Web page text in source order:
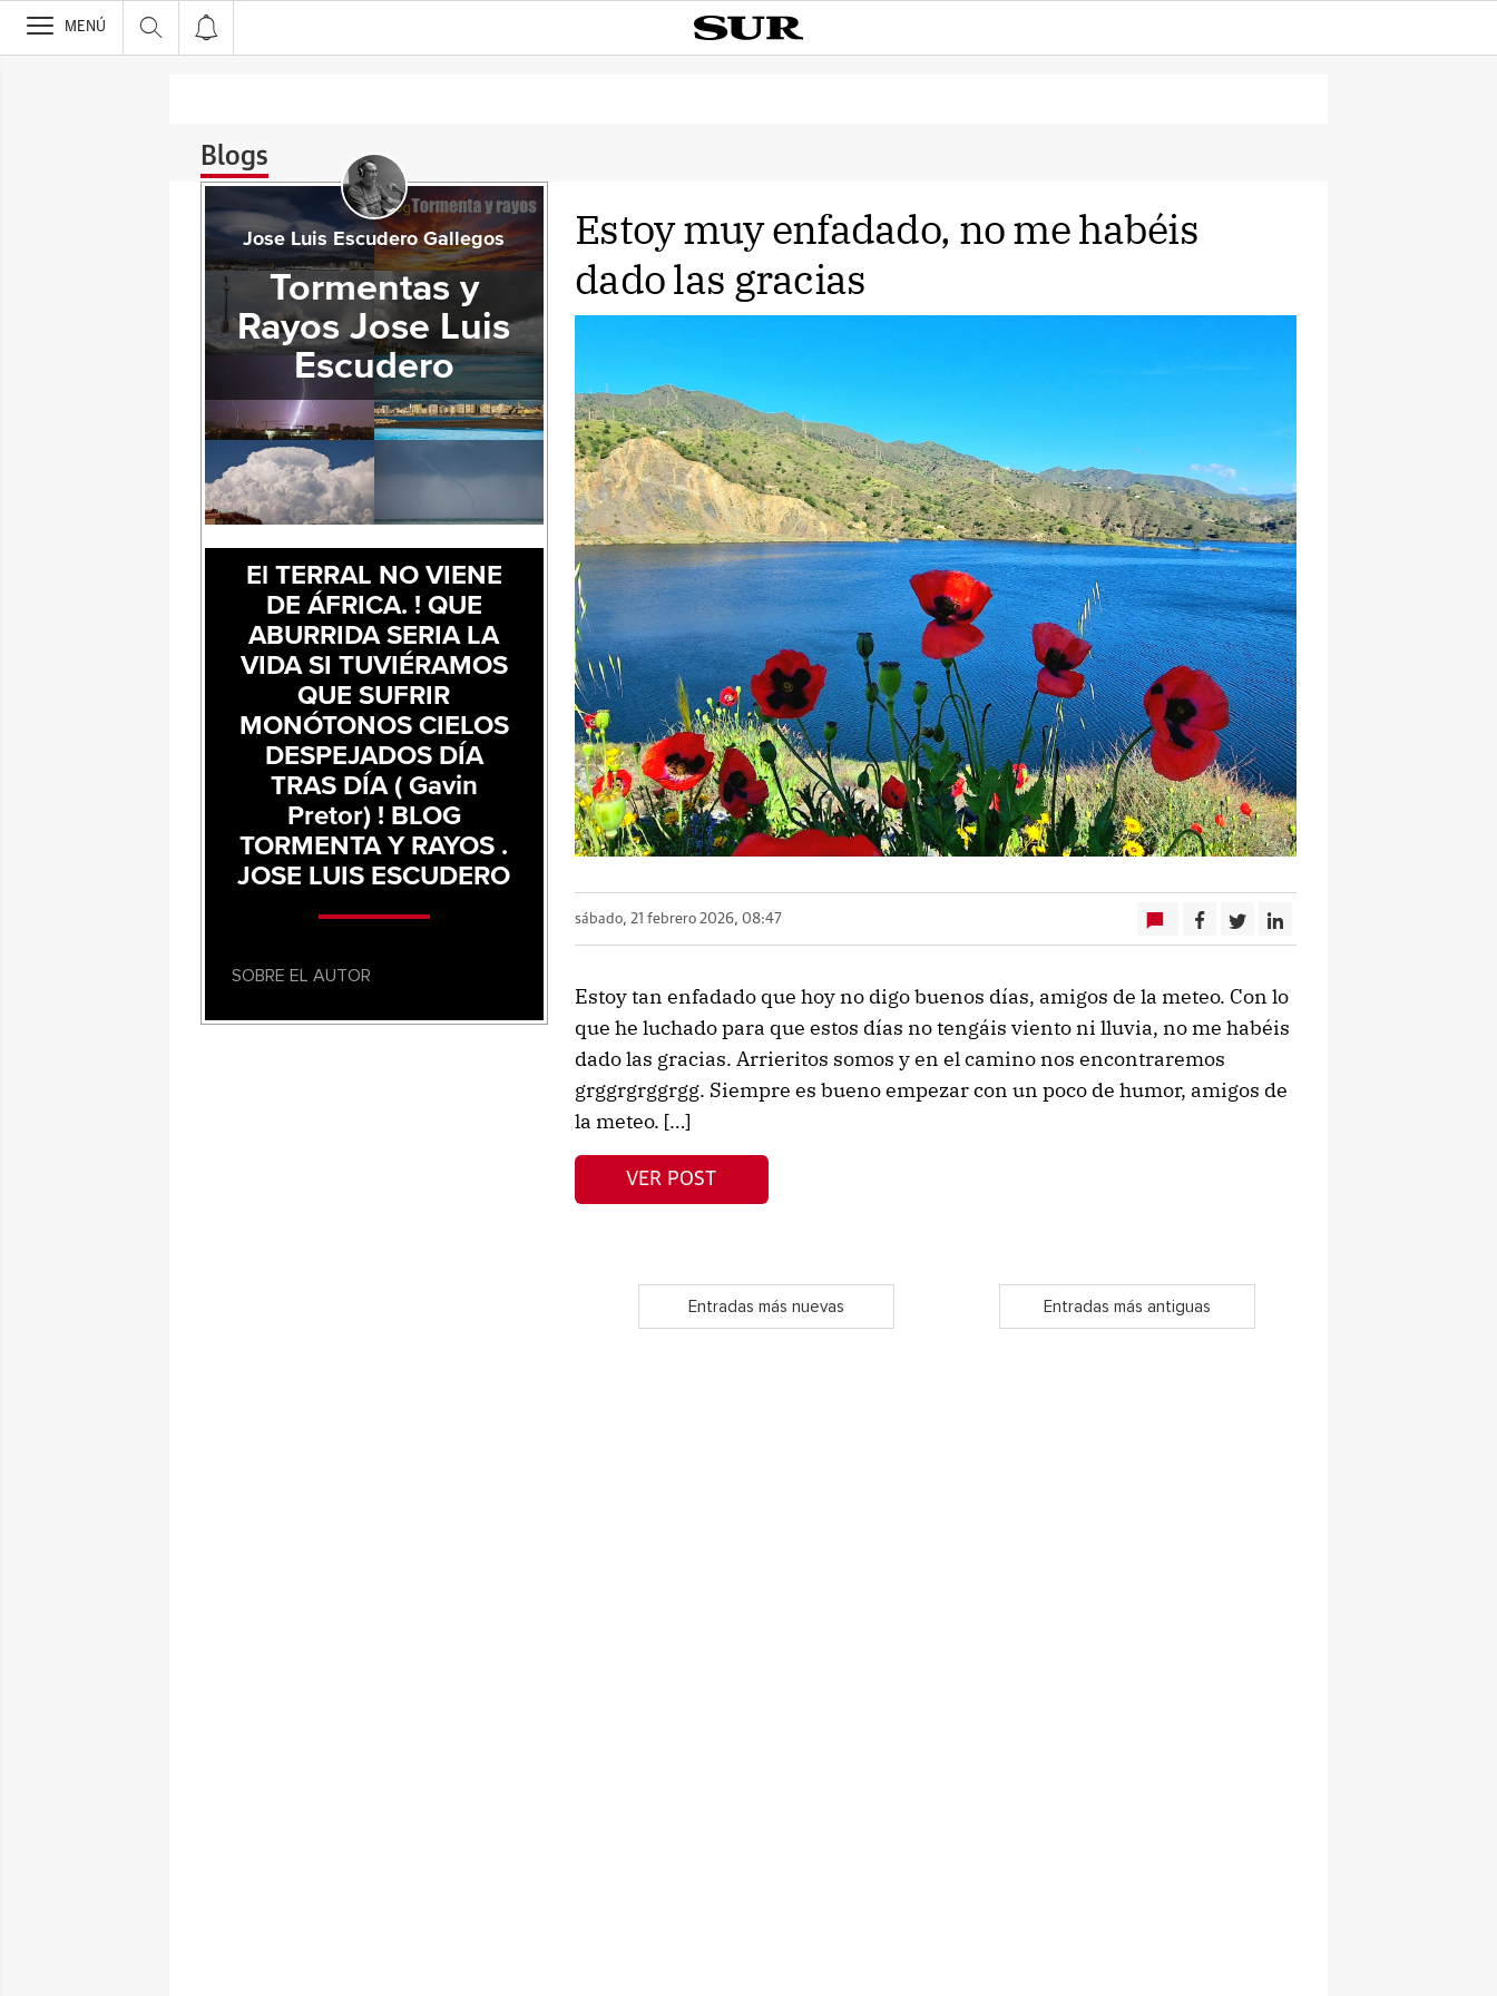
>
MENÚ
Blogs
Estoy muy enfadado, no me habéis
dado las gracias
sábado, 21 febrero 2026, 08:47
Estoy tan enfadado que hoy no digo buenos días, amigos de la meteo. Con lo
que he luchado para que estos días no tengáis viento ni lluvia, no me habéis
dado las gracias. Arrieritos somos y en el camino nos encontraremos
grggrgrggrgg. Siempre es bueno empezar con un poco de humor, amigos de
la meteo. […]
VER POST
Entradas más nuevas Entradas más antiguas
Jose Luis Escudero Gallegos
Tormentas y
Rayos Jose Luis
Escudero
El TERRAL NO VIENE
DE ÁFRICA. ! QUE
ABURRIDA SERIA LA
VIDA SI TUVIÉRAMOS
QUE SUFRIR
MONÓTONOS CIELOS
DESPEJADOS DÍA
TRAS DÍA ( Gavin
Pretor) ! BLOG
TORMENTA Y RAYOS .
JOSE LUIS ESCUDERO
SOBRE EL AUTOR